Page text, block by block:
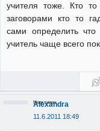
учителя тоже. Кто
заговорами кто то
сами определить
учитель чаще всего
Alexandra
11.6.2011 18:49
Неактивен